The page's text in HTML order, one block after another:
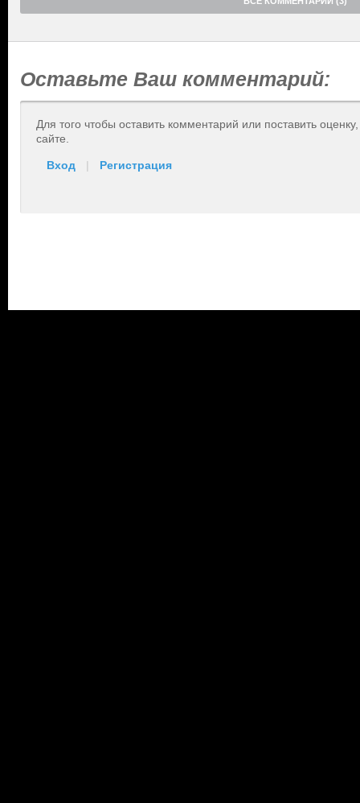
Оставьте Ваш комментарий:
Для того чтобы оставить комментарий или поставить
сайте.
Вход | Регистрация